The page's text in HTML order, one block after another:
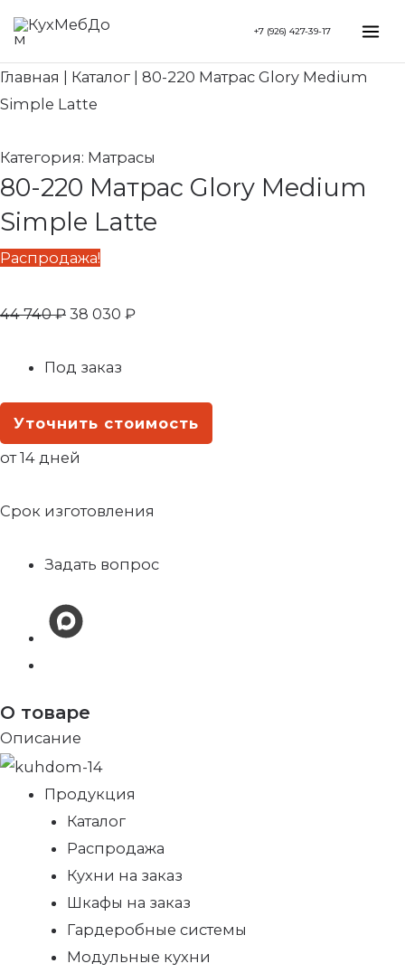
Перейти
содержимому
+7 (926) 427-39-17
Главная Каталог
80-220 Матрас Glory Medium
Simple Latte
Категория: Матрасы
80-220 Матрас Glory Medium
Simple Latte
Распродажа!
44 740₽
Первоначальная
составляла
38 030 ₽
38
Под заказ
Уточнить стоимость
от 14 дней
Срок изготовления
Задать вопрос
О товаре
Описание
Продукция
Каталог
Распродажа
Кухни на заказ
Шкафы на заказ
Гардеробные системы
Модульные кухни
Search...